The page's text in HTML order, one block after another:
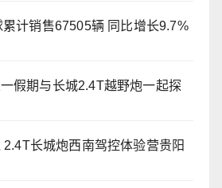
计销售67505辆 同比增长9.7%
假期与长城2.4T越野炮一起探
长城炮西南驾控体验营贵阳